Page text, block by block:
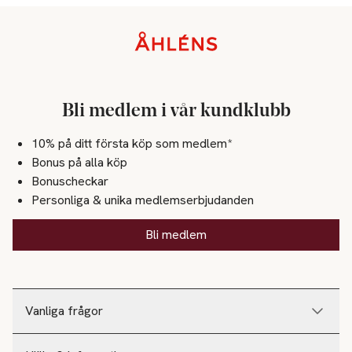
Vanliga frågor
Bli medlem i vår kundklubb
10% på ditt första köp som medlem*
Bonus på alla köp
Bonuscheckar
Personliga & unika medlemserbjudanden
Bli medlem